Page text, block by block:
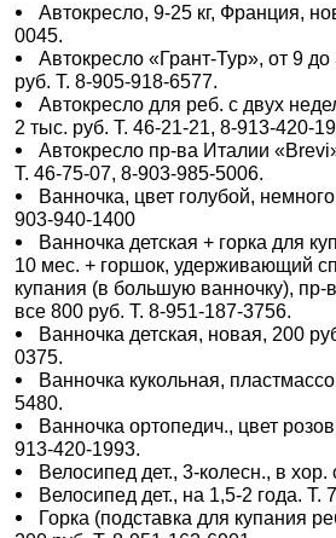
Автокресло, 9-25 кг, Франция,
0045.
Автокресло «Грант-Тур», от 9
руб. Т. 8-905-918-6577.
Автокресло для реб. с двух
2 тыс. руб. Т. 46-21-21, 8-913-420-
Автокресло пр-ва Италии
Т. 46-75-07, 8-903-985-5006.
Ванночка, цвет голубой,
903-940-1400
Ванночка детская + горка для
10 мес. + горшок, удерживающий
купания (в большую ванночку), пр-
все 800 руб. Т. 8-951-187-3756.
Ванночка детская, новая, 200
0375.
Ванночка кукольная,
5480.
Ванночка ортопедич., цвет
913-420-1993.
Велосипед дет., 3-колесн., в хор.
Велосипед дет., на 1,5-2 года.
Горка (подставка для купания